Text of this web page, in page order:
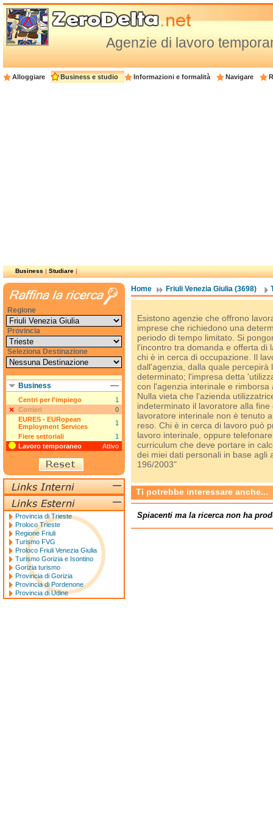
Agenzie di lavoro
Alloggiare Business e studio Informazioni e formalità Navigare
Business|Studiare|
Home Friuli Venezia Giulia (3698)
Esistono agenzie che offrono
imprese che richiedono una
periodo di tempo limitato. Si
l'incontro tra domanda e offerta di
chi è in cerca di occupazione. Il
dall'agenzia, dalla quale
determinato; l'impresa detta
con l'agenzia interinale e rimborsa
Nulla vieta che l'azienda
indeterminato il lavoratore alla
lavoratore interinale non è tenuto
reso. Chi è in cerca di lavoro può
lavoro interinale, oppure
curriculum che deve portare in
dei miei dati personali in base agli
196/2003"
Ti potrebbe interessare anche...
Spiacenti ma la ricerca non ha
Regione
Provincia
Seleziona Destinazione
Business
Centri per l'impiego
1
Corrieri
0
EURES - EURopean
Employment Services
1
Fiere settoriali
1
Lavoro temporaneo
Attivo
Provincia di Trieste
Proloco Trieste
Regione Friuli
Turismo FVG
Proloco Friuli Venezia Giulia
Turismo Gorizia e Isontino
Gorizia turismo
Provincia di Gorizia
Provincia di Pordenone
Provincia di Udine